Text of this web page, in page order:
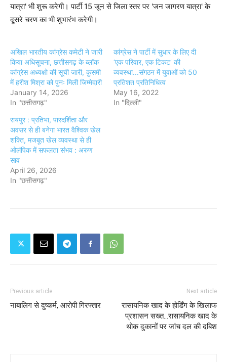
यात्रा' भी शुरू करेगी। पार्टी 15 जून से जिला स्तर पर 'जन जागरण यात्रा' के
दूसरे चरण का भी शुभारंभ करेगी।
अखिल भारतीय कांग्रेस कमेटी ने जारी
किया अधिसूचना, छत्तीसगढ़ के ब्लॉक
कांग्रेस अध्यक्षो की सूची जारी, कुसमी
में हरीश मिश्रा को पुनः मिली जिम्मेदारी
January 14, 2026
In "छत्तीसगढ़"
कांग्रेस ने पार्टी में सुधार के लिए दी
‘एक परिवार, एक टिकट’ की
व्यवस्था...संगठन में युवाओं को 50
प्रतिशत प्रतिनिधित्व
May 16, 2022
In "दिल्ली"
रायपुर : प्रतिभा, पारदर्शिता और
अवसर से ही बनेगा भारत वैश्विक खेल
शक्ति, मजबूत खेल व्यवस्था से ही
ओलंपिक में सफलता संभव : अरुण
साव
April 26, 2026
In "छत्तीसगढ़"
Previous article
नाबालिग से दुष्कर्म, आरोपी गिरफ्तार
Next article
रासायनिक खाद के होर्डिंग के खिलाफ
प्रशासन सख्त...रासायनिक खाद के
थोक दुकानों पर जांच दल की दबिश